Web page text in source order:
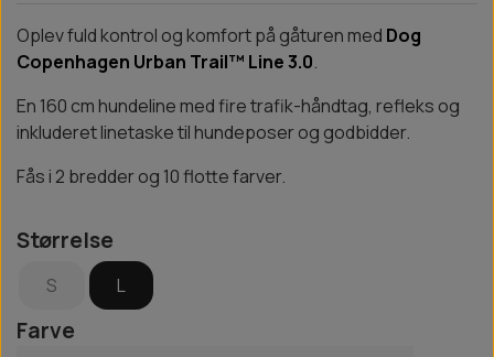
Oplev fuld kontrol og komfort på gåturen med Dog
Copenhagen Urban Trail™ Line 3.0.
En 160 cm hundeline med fire trafik-håndtag, refleks og
inkluderet linetaske til hundeposer og godbidder.
Fås i 2 bredder og 10 flotte farver.
Størrelse
S L
Farve